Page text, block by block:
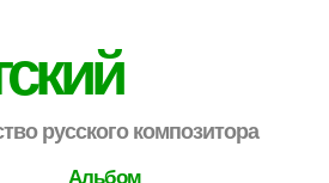
русского композитора
Альбом